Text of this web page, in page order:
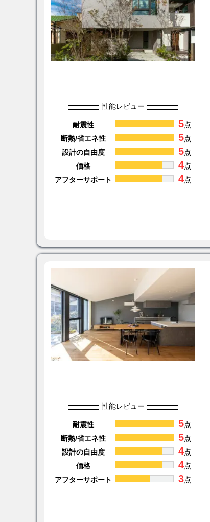
性能レビュー
耐震性 5点
断熱/省エネ性
5点
設計の自由度
5点
価格
4点
アフターサポート
4点
性能レビュー
耐震性 5点
断熱/省エネ性
5点
設計の自由度
4点
価格
4点
アフターサポート
3点